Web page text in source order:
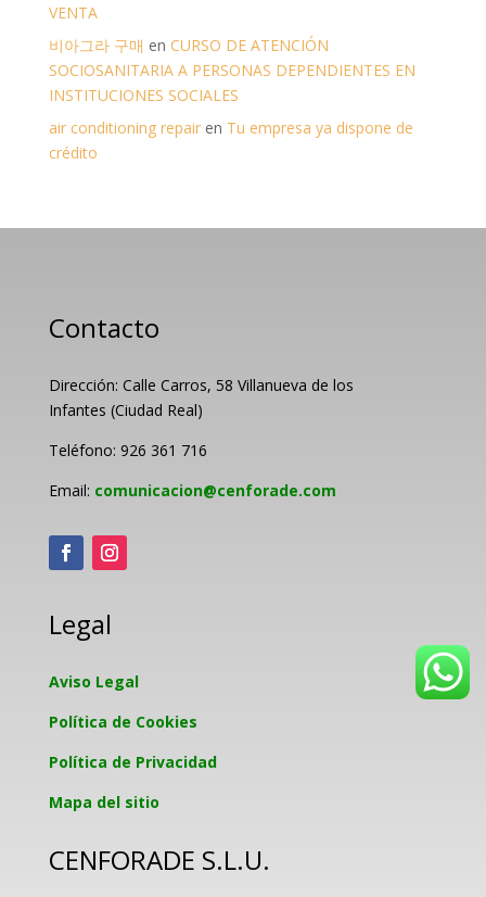
VENTA
비아그라 구매 en CURSO DE ATENCIÓN
SOCIOSANITARIA A PERSONAS DEPENDIENTES EN
INSTITUCIONES SOCIALES
air conditioning repairen Tu empresa ya dispone de
crédito
Contacto
Dirección: Calle Carros, 58 Villanueva de los
Infantes (Ciudad Real)
Teléfono: 926 361 716
Email: comunicacion@cenforade.com
Legal
Aviso Legal
Política de Cookies
Política de Privacidad
Mapa del sitio
CENFORADE S.L.U.